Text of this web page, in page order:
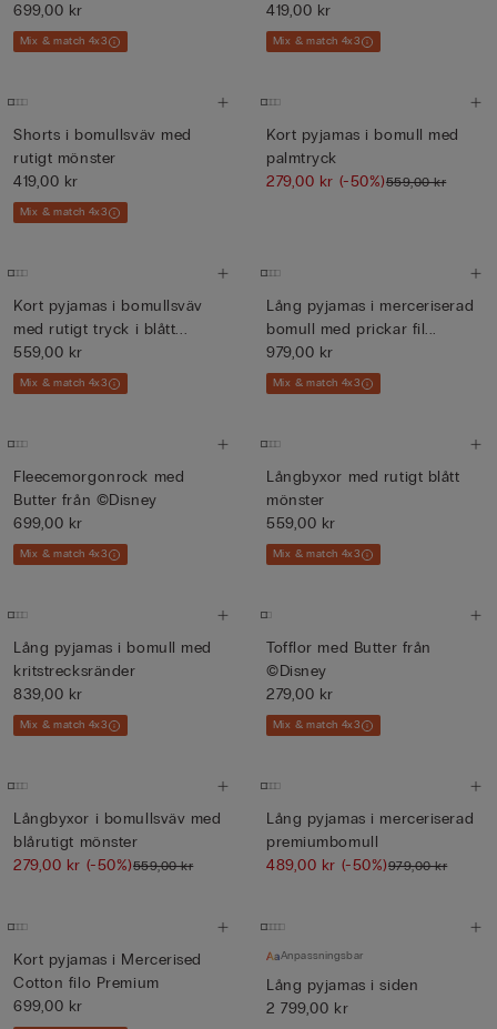
699,00 kr
Mix & match 4x3
419,00 kr
Mix & match 4x3
Shorts i bomullsväv med
rutigt mönster
419,00 kr
Mix & match 4x3
Kort pyjamas i bomull med
palmtryck
279,00 kr (-50%)559,00 kr
Kort pyjamas i bomullsväv
med rutigt tryck i blått...
559,00 kr
Mix & match 4x3
Lång pyjamas i merceriserad
bomull med prickar fil...
979,00 kr
Mix & match 4x3
Fleecemorgonrock med
Butter från ©Disney
699,00 kr
Mix & match 4x3
Långbyxor med rutigt blått
mönster
559,00 kr
Mix & match 4x3
Lång pyjamas i bomull med
kritstrecksränder
839,00 kr
Mix & match 4x3
Tofflor med Butter från
©Disney
279,00 kr
Mix & match 4x3
Långbyxor i bomullsväv med
blårutigt mönster
279,00 kr (-50%)559,00 kr
Lång pyjamas i merceriserad
premiumbomull
489,00 kr (-50%)979,00 kr
Kort pyjamas i Mercerised
Cotton filo Premium
699,00 kr
Anpassningsbar
Lång pyjamas i siden
2 799,00 kr